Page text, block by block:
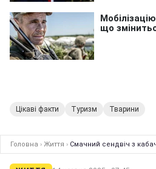
Цікаві факти Туризм Тварини
Головна › Життя › Смачний сендвіч з